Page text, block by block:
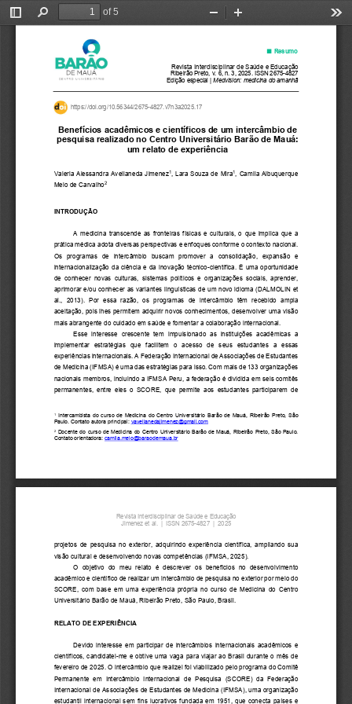
Toggle
Find
of 5
Zoom
1
Intercambista do curso de Medicina do Centro Universitário Barão de Mauá, Ribeirão Preto, São
Paulo. Contato autora principal: vavellanedajimenez@gmail.com
2
Docente do curso de Medicina do Centro Universitário Barão de Mauá, Ribeirão Preto, São Paulo.
Contato orientadora: camila.melo@baraodemaua.br
Revista Interdisciplinar de Saúde e Educação
Ribeirão Preto, v. 6, n. 3, 2025. ISSN 2675-4827
Edição especial | Medvision: medicina do amanhã
Benefícios acadêmicos e científicos de um intercâmbio de
pesquisa realizado no Centro Universitário Barão de Mauá:
um relato de experiência
Valeria Alessandra Avellaneda Jimenez1 , Lara Souza de Mira1
, Camila Albuquerque
Melo de Carvalho2
INTRODUÇÃO
A medicina transcende as fronteiras físicas e culturais, o que implica que a
prática médica adota diversas perspectivas e enfoques conforme o contexto nacional.
Os  programas  de  intercâmbio  buscam  promover  a  consolidação,  expansão  e
internacionalização da ciência e da inovação técnico-científica. É uma oportunidade
de  conhecer novas culturas,  sistemas políticos e organizações sociais, aprender,
aprimorar e/ou conhecer as variantes linguísticas de um novo idioma (DALMOLIN et
al.,  2013).  Por  essa  razão,  os  programas  de  intercâmbio  têm  recebido  ampla
aceitação, pois lhes permitem adquirir novos conhecimentos, desenvolver uma visão
mais abrangente do cuidado em saúde e fomentar a colaboração internacional.
Esse  interesse  crescente  tem  impulsionado  as  instituições  acadêmicas  a
implementar  estratégias  que  facilitem  o  acesso  de  seus  estudantes  a  essas
experiências internacionais. A Federação Internacional de Associações de Estudantes
de Medicina (IFMSA) é uma das estratégias para isso. Com mais de 133 organizações
nacionais membros, incluindo a IFMSA Peru, a federação é dividida em seis comitês
permanentes,  entre  eles  o  SCORE,  que  permite  aos  estudantes  participarem  de
■ Resumo
https://doi.org/10.56344/2675-4827.v7n3a2025.17
Revista Interdisciplinar de Saúde e Educação
Jimenez et al.  |  ISSN 2675-4827  |  2025
projetos de pesquisa no exterior, adquirindo experiência científica, ampliando sua
visão cultural e desenvolvendo novas competências (IFMSA, 2025).
O  objetivo  do  meu  relato  é  descrever  os  benefícios  no  desenvolvimento
acadêmico e científico de realizar um intercâmbio de pesquisa no exterior por meio do
SCORE, com base em uma experiência própria no curso de Medicina do Centro
Universitário Barão de Mauá, Ribeirão Preto, São Paulo, Brasil.
RELATO DE EXPERIÊNCIA
Devido interesse em participar de intercâmbios internacionais acadêmicos e
científicos, candidatei-me e obtive uma vaga para viajar ao Brasil durante o mês de
fevereiro de 2025. O intercâmbio que realizei foi viabilizado pelo programa do Comitê
Permanente  em  Intercâmbio  Internacional  de  Pesquisa  (SCORE)  da  Federação
Internacional de Associações de Estudantes de Medicina (IFMSA), uma organização
estudantil internacional sem fins lucrativos fundada em 1951, que conecta países e